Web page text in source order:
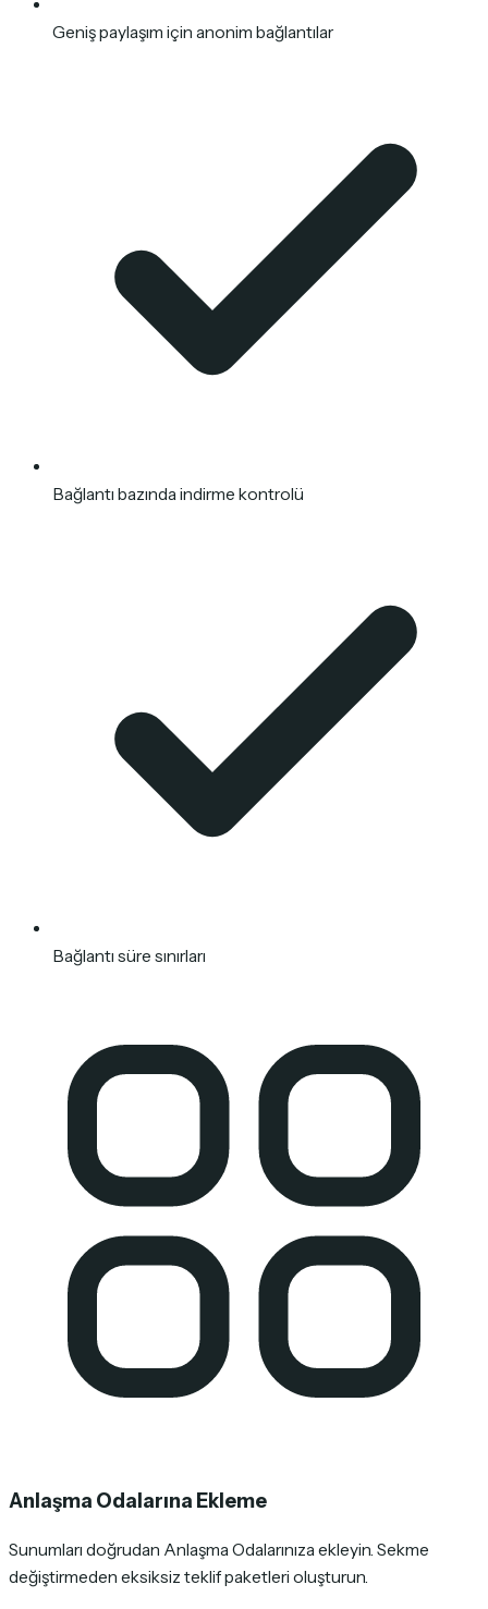
Geniş paylaşım için anonim bağlantılar
Bağlantı bazında indirme kontrolü
Bağlantı süre sınırları
Anlaşma Odalarına Ekleme
Sunumları doğrudan Anlaşma Odalarınıza ekleyin. Sekme
değiştirmeden eksiksiz teklif paketleri oluşturun.